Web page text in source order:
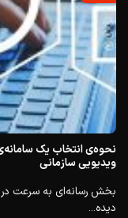
ویدیویی سازمانی
بخش رسانه‌ای به سرعت
دیده...